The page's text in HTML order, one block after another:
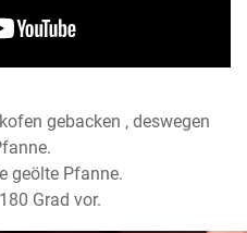
gebacken , deswegen
geölte Pfanne.
Grad vor.